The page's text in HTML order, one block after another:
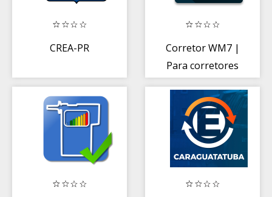
CREA-PR
Corretor WM7 |
Para corretores